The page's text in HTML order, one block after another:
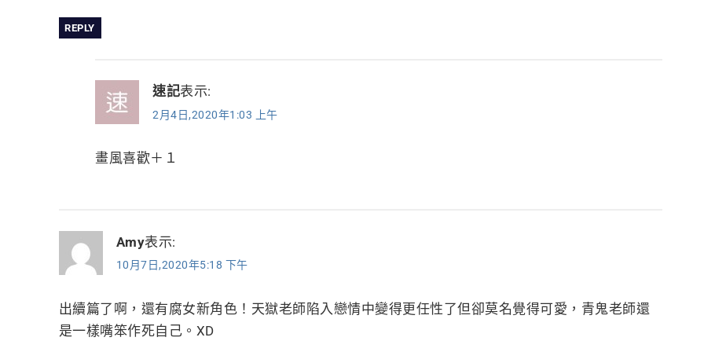
REPLY
速記表示:
2月4日,2020年1:03 上午
畫風喜歡＋１
Amy表示:
10月7日,2020年5:18 下午
出續篇了啊，還有腐女新角色！天獄老師陷入戀情中變得更任性了但卻莫名覺得可愛，青鬼老師還
是一樣嘴笨作死自己。XD